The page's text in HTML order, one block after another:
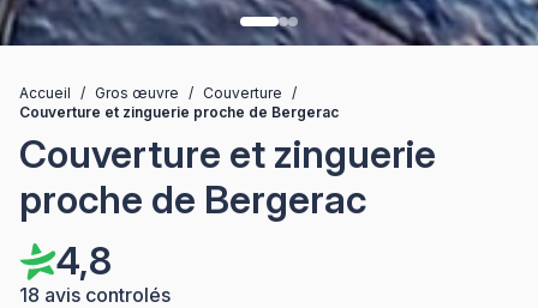
Accueil / Gros œuvre / Couverture /
Couverture et zinguerie proche de Bergerac
Couverture et zinguerie
proche de Bergerac
4,8
18 avis controlés